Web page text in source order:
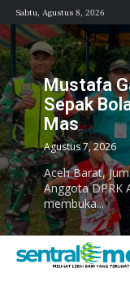
Sabtu, Agustus 8, 2026
Mustafa
Sepak
Mas
Agustus 7, 2026
Aceh Barat,
Anggota DPRK
membuka...